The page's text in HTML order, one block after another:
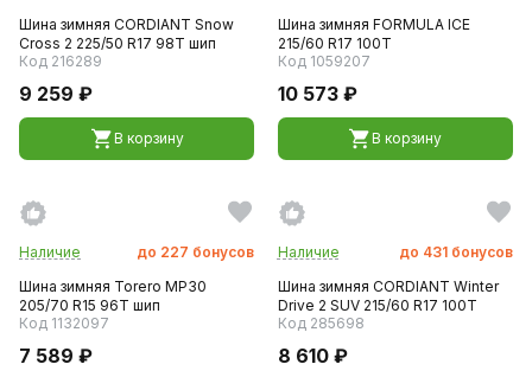
Шина зимняя CORDIANT Snow
Cross 2 225/50 R17 98T шип
Код 216289
9 259 ₽
В корзину
Шина зимняя FORMULA ICE
215/60 R17 100T
Код 1059207
10 573 ₽
В корзину
Наличие до 227 бонусов
Шина зимняя Torero MP30
205/70 R15 96T шип
Код 1132097
7 589 ₽
Наличие до 431 бонусов
Шина зимняя CORDIANT Winter
Drive 2 SUV 215/60 R17 100T
Код 285698
8 610 ₽